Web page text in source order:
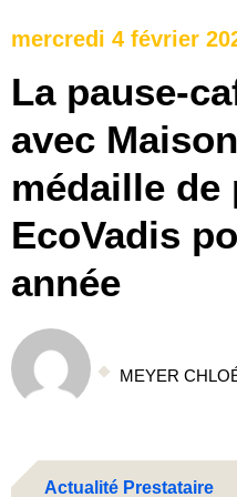
mercredi 4 février
La pause-
avec
médaille de
EcoVadis
année
MEYER